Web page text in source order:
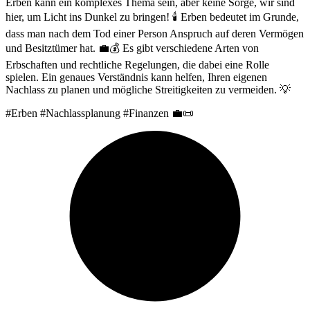
hier, um Licht ins Dunkel zu bringen! 🕯️ Erben bedeutet im Grunde,
dass man nach dem Tod einer Person Anspruch auf deren Vermögen
und Besitztümer hat. 💼💰 Es gibt verschiedene Arten von
Erbschaften und rechtliche Regelungen, die dabei eine Rolle
spielen. Ein genaues Verständnis kann helfen, Ihren eigenen
Nachlass zu planen und mögliche Streitigkeiten zu vermeiden. 💡
#Erben #Nachlassplanung #Finanzen 💼📜